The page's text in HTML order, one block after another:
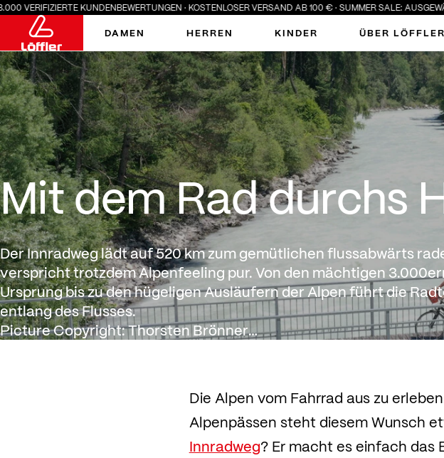
· KOSTENLOSER VERSAND AB 100 € · SUMMER SALE: AUSGEWÄHLTE TEILE,
DAMEN HERREN KINDER ÜBER LÖFFLER
Mit dem Rad durchs Herz der
Mit dem Rad durchs
Der Innradweg lädt auf 520 km zum gemütlichen flussabwärts
verspricht trotzdem Alpenfeeling pur. Von den mächtigen
Ursprung bis zu den hügeligen Ausläufern der Alpen führt die
entlang des Flusses.
Picture Copyright: Thorsten Brönner
Die Alpen vom Fahrrad aus zu
Alpenpässen steht diesem Wunsch
Innradweg? Er macht es einfach das